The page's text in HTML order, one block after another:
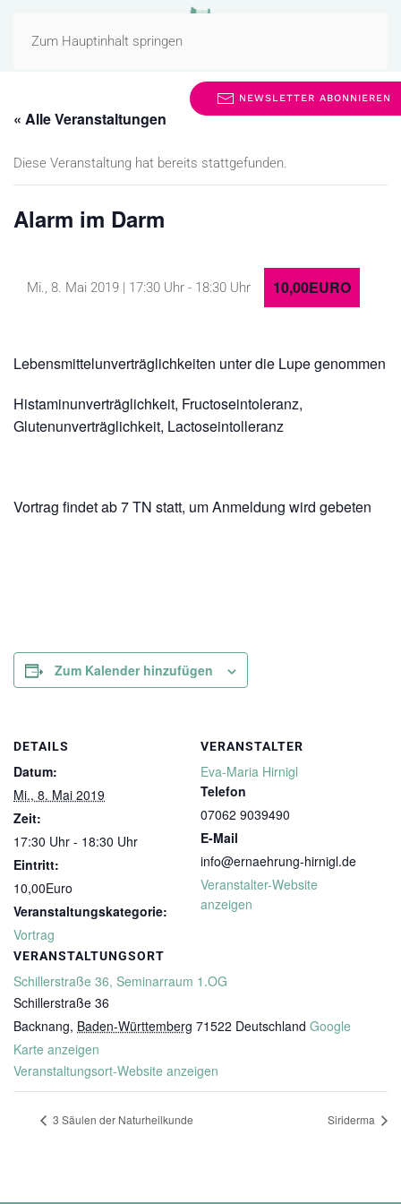
Zum Hauptinhalt springen
MENÜ
« Alle Veranstaltungen
Diese Veranstaltung hat bereits stattgefunden.
Alarm im Darm
Mi., 8. Mai 2019 | 17:30 Uhr - 18:30 Uhr 10,00EURO
Lebensmittelunverträglichkeiten unter die Lupe genommen
Histaminunverträglichkeit, Fructoseintoleranz,
Glutenunverträglichkeit, Lactoseintolleranz
Vortrag findet ab 7 TN statt, um Anmeldung wird gebeten
Zum Kalender hinzufügen
DETAILS
Datum:
Mi., 8. Mai 2019
Zeit:
17:30 Uhr - 18:30 Uhr
Eintritt:
10,00Euro
Veranstaltungskategorie:
Vortrag
VERANSTALTUNGSORT
Schillerstraße 36, Seminarraum 1.OG
Schillerstraße 36
Backnang, Baden-Württemberg 71522 Deutschland Google
Karte anzeigen
Veranstaltungsort-Website anzeigen
VERANSTALTER
Eva-Maria Hirnigl
Telefon
07062 9039490
E-Mail
info@ernaehrung-hirnigl.de
Veranstalter-Website
anzeigen
3 Säulen der Naturheilkunde Siriderma
NEWSLETTER ABONNIEREN